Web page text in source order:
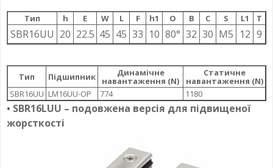
Тип h E W L F h1 О B C S L1 T
SBR16UU 20 22.5 45 45 33 10 80° 32 30 M5 12 9
Тип Підшипник Динамічне
навантаження (N)
Статичне
навантаження (N)
SBR16UU LM16UU-OP 774 1180
• SBR16LUU – подовжена версія для підвищеної
жорсткості